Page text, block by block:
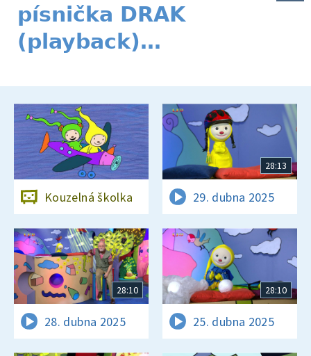
písnička DRAK
(playback)…
Kouzelná školka
28:13
29. dubna 2025
28:10
28. dubna 2025
28:10
25. dubna 2025